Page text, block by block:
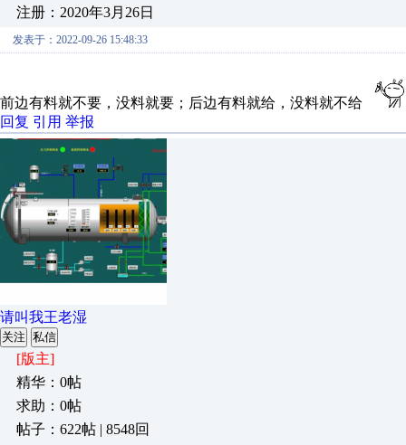
注册：2020年3月26日
发表于：2022-09-26 15:48:33
前边有料就不要，没料就要；后边有料就给，没料就不给
回复 引用 举报
请叫我王老湿
关注 私信
[版主]
精华：0帖
求助：0帖
帖子：622帖 | 8548回